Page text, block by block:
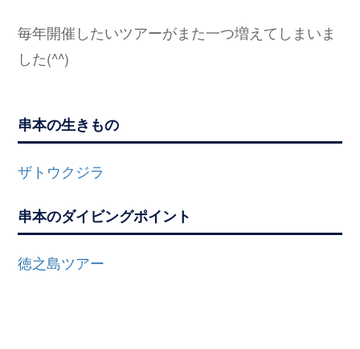
毎年開催したいツアーがまた一つ増えてしまいま
した(^^)
串本の生きもの
ザトウクジラ
串本のダイビングポイント
徳之島ツアー